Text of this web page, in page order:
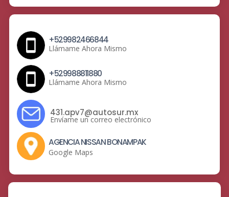
+529982466844
Llámame Ahora Mismo
+529988811880
Llámame Ahora Mismo
431.apv7@autosur.mx
Envíame un correo electrónico
AGENCIA NISSAN BONAMPAK
Google Maps